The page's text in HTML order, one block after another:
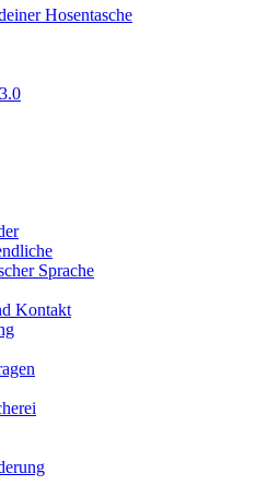
Hosentasche
Sprache
Kontakt